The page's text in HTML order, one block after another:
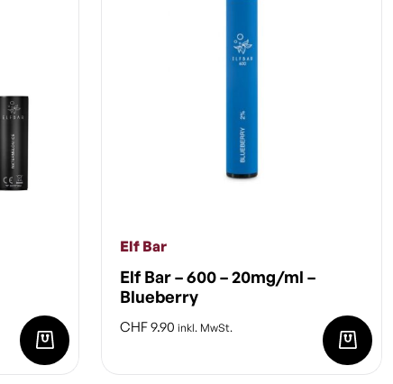
Elf Bar
Elf Bar – 600 – 20mg/ml –
Blueberry
CHF9.90 inkl. MwSt.